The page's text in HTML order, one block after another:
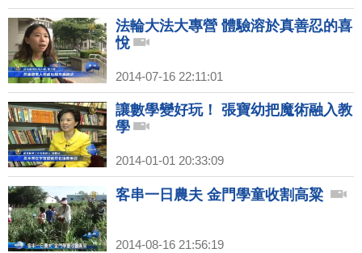
法輪大法大專營 體驗溶於真善忍的喜
悅
2014-07-16 22:11:01
讓數學變好玩！ 張寶幼把魔術融入教
學
2014-01-01 20:33:09
客串一日農夫 金門學童收割高粱
2014-08-16 21:56:19